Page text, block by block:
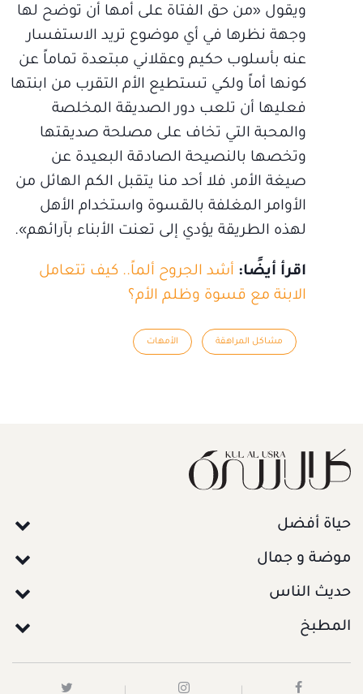
ويقول «من حق الفتاة على أمها أن توضح لها
وجهة نظرها في أي موضوع تريد الاستفسار
عنه بأسلوب حكيم وعقلاني مبتعدة تماماً عن
كونها أماً ولكي تستطيع الأم التقرب من ابنتها
فعليها أن تلعب دور الصديقة المخلصة
والمحبة التي تخاف على مصلحة صديقتها
وتخصها بالنصيحة الصادقة البعيدة عن
صيغة الأمر، فلا أحد منا يتقبل الكم الهائل من
الأوامر المغلفة بالقسوة واستخدام الأهل
لهذه الطريقة يؤدي إلى تعنت الأبناء بآرائهم».
اقرأ أيضًا: أشد الجروح ألماً.. كيف تتعامل
الابنة مع قسوة وظلم الأم؟
مشاكل المراهقة الأمهات
حياة أفضل
موضة و جمال
حديث الناس
المطبخ